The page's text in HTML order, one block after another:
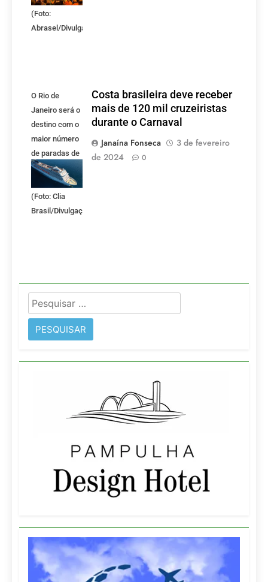
(Foto:
Abrasel/Divulgação)
O Rio de
Janeiro será o
destino com o
maior número
de paradas de
cruzeiros, com
11 no total.
(Foto: Clia
Brasil/Divulgação)
Costa brasileira deve receber
mais de 120 mil cruzeiristas
durante o Carnaval
Janaína Fonseca
3 de fevereiro
de 2024
0
Pesquisar
por: